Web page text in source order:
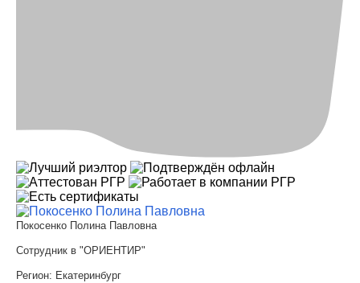
Покосенко Полина Павловна
Сотрудник в "ОРИЕНТИР"
Регион: Екатеринбург